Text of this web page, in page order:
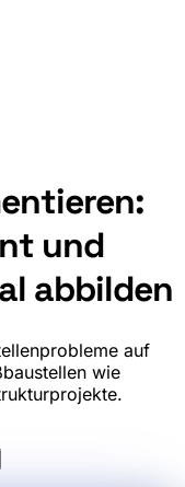
und
abbilden
auf
wie